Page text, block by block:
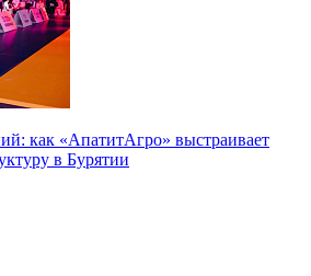
как «АпатитАгро» выстраивает
в Бурятии